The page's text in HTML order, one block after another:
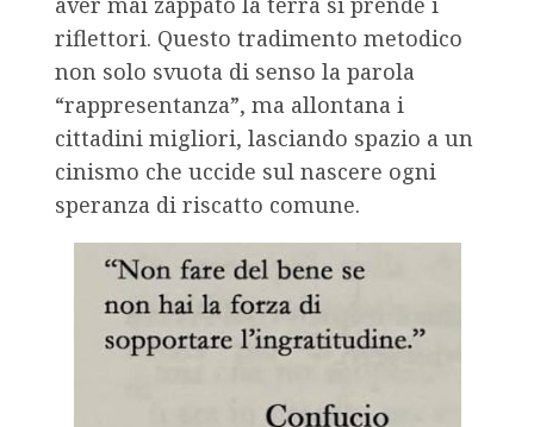
riflettori. Questo tradimento metodico
non solo svuota di senso la parola
“rappresentanza”, ma allontana i
cittadini migliori, lasciando spazio a un
cinismo che uccide sul nascere ogni
speranza di riscatto comune.